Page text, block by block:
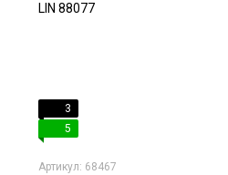
3
5
Артикул: 68467